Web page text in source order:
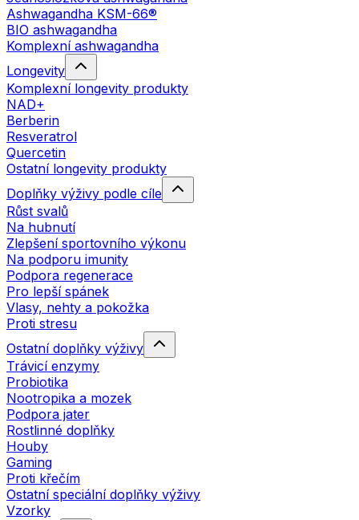
Ashwagandha KSM-66®
BIO ashwagandha
Komplexní ashwagandha
Longevity
Komplexní longevity produkty
NAD+
Berberin
Resveratrol
Quercetin
Ostatní longevity produkty
Doplňky výživy podle cíle
Růst svalů
Na hubnutí
Zlepšení sportovního výkonu
Na podporu imunity
Podpora regenerace
Pro lepší spánek
Vlasy, nehty a pokožka
Proti stresu
Ostatní doplňky výživy
Trávicí enzymy
Probiotika
Nootropika a mozek
Podpora jater
Rostlinné doplňky
Houby
Gaming
Proti křečím
Ostatní speciální doplňky výživy
Vzorky